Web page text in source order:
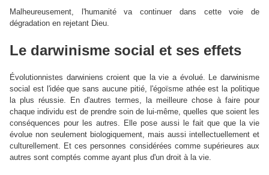
Malheureusement, l'humanité va continuer dans cette voie de
dégradation en rejetant Dieu.
Le darwinisme social et ses effets
Évolutionnistes darwiniens croient que la vie a évolué. Le darwinisme
social est l'idée que sans aucune pitié, l'égoïsme athée est la politique
la plus réussie. En d'autres termes, la meilleure chose à faire pour
chaque individu est de prendre soin de lui-même, quelles que soient les
conséquences pour les autres. Elle pose aussi le fait que que la vie
évolue non seulement biologiquement, mais aussi intellectuellement et
culturellement. Et ces personnes considérées comme supérieures aux
autres sont comptés comme ayant plus d'un droit à la vie.